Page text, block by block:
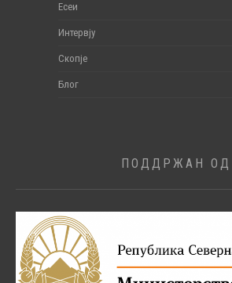
Есеи
Интервју
Скопје
Блог
ПОДДРЖАН ОД